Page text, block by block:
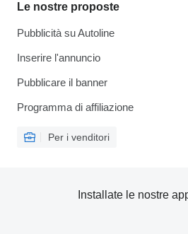
Le nostre proposte
Pubblicità su Autoline
Inserire l'annuncio
Pubblicare il banner
Programma di affiliazione
Per i venditori
Installate le nostre